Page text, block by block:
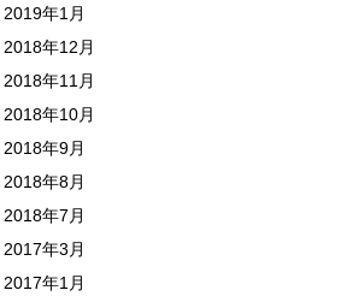
2019年1月
2018年12月
2018年11月
2018年10月
2018年9月
2018年8月
2018年7月
2017年3月
2017年1月